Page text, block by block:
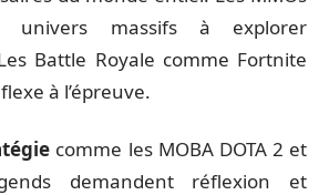
univers massifs à explorer
Battle Royale comme Fortnite
à l’épreuve.
comme les MOBA DOTA 2 et
demandent réflexion et